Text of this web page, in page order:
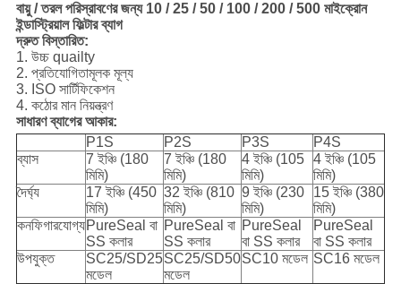
বায়ু / তরল পরিস্রাবণের জন্য 10 / 25 / 50 / 100 / 200 / 500 মাইক্রোন
ইন্ডাস্ট্রিয়াল ফিল্টার ব্যাগ
দ্রুত বিস্তারিত:
1. উচ্চ quailty
2. প্রতিযোগিতামূলক মূল্য
3. ISO সার্টিফিকেশন
4. কঠোর মান নিয়ন্ত্রণ
সাধারণ ব্যাগের আকার:
P1S
P2S P3S
P4S
ব্যাস
7 ইঞ্চি (180
মিমি)
7 ইঞ্চি (180
মিমি)
4 ইঞ্চি (105
মিমি)
4 ইঞ্চি (105
মিমি)
দৈর্ঘ্য
17 ইঞ্চি (450
মিমি)
32 ইঞ্চি (810
মিমি)
9 ইঞ্চি (230
মিমি)
15 ইঞ্চি (380
মিমি)
কনফিগারযোগ্যPureSeal বা
SS কলার
PureSeal বা
SS কলার
PureSeal
বা SS কলার
PureSeal
বা SS কলার
উপযুক্ত
SC25/SD25
মডেল
SC25/SD50
মডেল
SC10 মডেল SC16 মডেল